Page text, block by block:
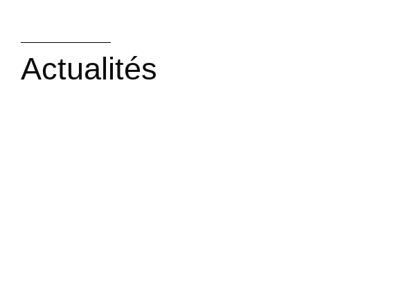
Actualités